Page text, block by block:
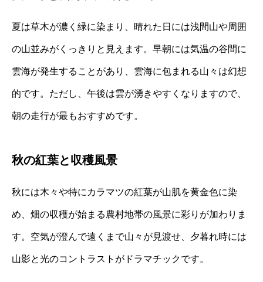
夏は草木が濃く緑に染まり、晴れた日には浅間山や周囲
の山並みがくっきりと見えます。早朝には気温の谷間に
雲海が発生することがあり、雲海に包まれる山々は幻想
的です。ただし、午後は雲が湧きやすくなりますので、
朝の走行が最もおすすめです。
秋の紅葉と収穫風景
秋には木々や特にカラマツの紅葉が山肌を黄金色に染
め、畑の収穫が始まる農村地帯の風景に彩りが加わりま
す。空気が澄んで遠くまで山々が見渡せ、夕暮れ時には
山影と光のコントラストがドラマチックです。